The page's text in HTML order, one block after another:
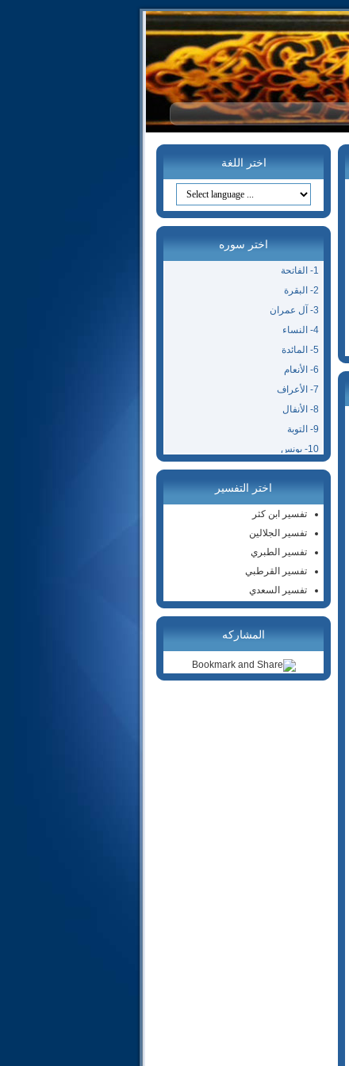
اختر اللغة
اختر سوره
1- الفاتحة
2- البقرة
3- آل عمران
4- النساء
5- المائدة
6- الأنعام
7- الأعراف
8- الأنفال
9- التوبة
10- يونس
11- هود
16- النحل
17- الإسراء
18- الكهف
اختر التفسير
تفسير ابن كثر
تفسير الجلالين
تفسير الطبري
تفسير القرطبي
تفسير السعدي
المشاركه